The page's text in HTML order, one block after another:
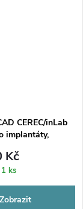
CEREC/inLab
implantáty,
Kč
1 ks
Zobrazit